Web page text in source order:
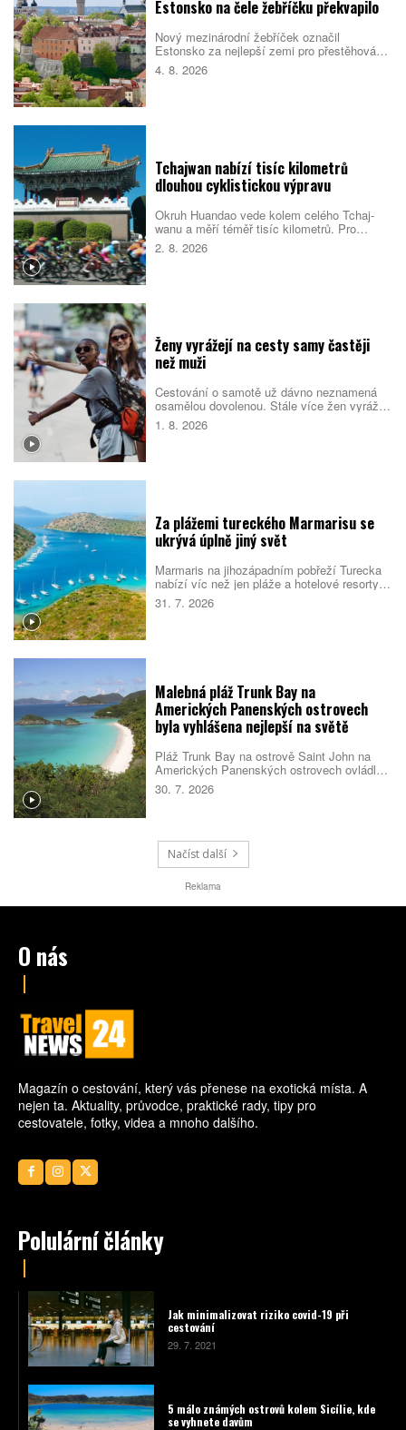
Estonsko na čele žebříčku překvapilo
Nový mezinárodní žebříček označil
Estonsko za nejlepší zemi pro přestěhování
v roce 2026. Pobaltský stát se umístil před
Singapurem i Malajsií díky kombinaci
4. 8. 2026
Tchajwan nabízí tisíc kilometrů
dlouhou cyklistickou výpravu
Okruh Huandao vede kolem celého Tchaj-
wanu a měří téměř tisíc kilometrů. Pro
místní představuje oblíbený přechodový
rituál, turistům zase ukazuje odlehlé pobřeží,
2. 8. 2026
Ženy vyrážejí na cesty samy častěji
než muži
Cestování o samotě už dávno neznamená
osamělou dovolenou. Stále více žen vyráží
do světa bez partnera či rodiny, zároveň ale
vyhledává malé skupiny stejně naladěných
1. 8. 2026
Za plážemi tureckého Marmarisu se
ukrývá úplně jiný svět
Marmaris na jihozápadním pobřeží Turecka
nabízí víc než jen pláže a hotelové resorty.
Město obklopují borové lesy, zátoky s
průzračnou vodou i pozůstatky dávných
31. 7. 2026
Malebná pláž Trunk Bay na
Amerických Panenských ostrovech
byla vyhlášena nejlepší na světě
Pláž Trunk Bay na ostrově Saint John na
Amerických Panenských ostrovech ovládla
žebříček nejlepších pláží světa pro rok 2026.
Rozhodla kombinace bílého písku, průzračné
podmořská šnorchlovací stezka přímo u
pobřeží.
30. 7. 2026
Načíst další
Reklama
O nás
Magazín o cestování, který vás přenese na exotická místa. A
nejen ta. Aktuality, průvodce, praktické rady, tipy pro
cestovatele, fotky, videa a mnoho dalšího.
Polulární články
Jak minimalizovat riziko covid-19 při
cestování
29. 7. 2021
5 málo známých ostrovů kolem Sicílie, kde
se vyhnete davům